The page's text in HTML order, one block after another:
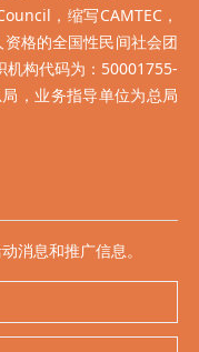
，缩写CAMTEC，
格的全国性民间社会团
机构代码为：50001755-
，业务指导单位为总局
消息和推广信息。